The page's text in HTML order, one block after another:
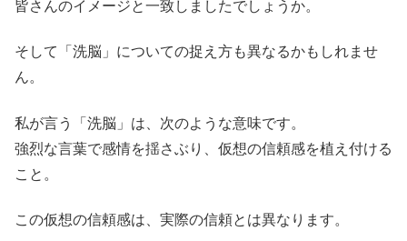
皆さんのイメージと一致しましたでしょうか。
そして「洗脳」についての捉え方も異なるかもしれませ
ん。
私が言う「洗脳」は、次のような意味です。
強烈な言葉で感情を揺さぶり、仮想の信頼感を植え付ける
こと。
この仮想の信頼感は、実際の信頼とは異なります。